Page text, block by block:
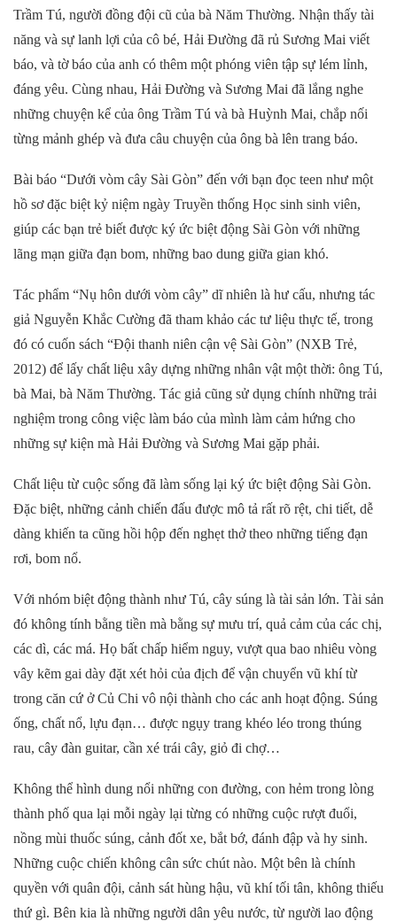
Trầm Tú, người đồng đội cũ của bà Năm Thường. Nhận thấy tài
năng và sự lanh lợi của cô bé, Hải Đường đã rủ Sương Mai viết
báo, và tờ báo của anh có thêm một phóng viên tập sự lém lỉnh,
đáng yêu. Cùng nhau, Hải Đường và Sương Mai đã lắng nghe
những chuyện kể của ông Trầm Tú và bà Huỳnh Mai, chắp nối
từng mảnh ghép và đưa câu chuyện của ông bà lên trang báo.
Bài báo “Dưới vòm cây Sài Gòn” đến với bạn đọc teen như một
hồ sơ đặc biệt kỷ niệm ngày Truyền thống Học sinh sinh viên,
giúp các bạn trẻ biết được ký ức biệt động Sài Gòn với những
lãng mạn giữa đạn bom, những bao dung giữa gian khó.
Tác phẩm “Nụ hôn dưới vòm cây” dĩ nhiên là hư cấu, nhưng tác
giả Nguyễn Khắc Cường đã tham khảo các tư liệu thực tế, trong
đó có cuốn sách “Đội thanh niên cận vệ Sài Gòn” (NXB Trẻ,
2012) để lấy chất liệu xây dựng những nhân vật một thời: ông Tú,
bà Mai, bà Năm Thường. Tác giả cũng sử dụng chính những trải
nghiệm trong công việc làm báo của mình làm cảm hứng cho
những sự kiện mà Hải Đường và Sương Mai gặp phải.
Chất liệu từ cuộc sống đã làm sống lại ký ức biệt động Sài Gòn.
Đặc biệt, những cảnh chiến đấu được mô tả rất rõ rệt, chi tiết, dễ
dàng khiến ta cũng hồi hộp đến nghẹt thở theo những tiếng đạn
rơi, bom nổ.
Với nhóm biệt động thành như Tú, cây súng là tài sản lớn. Tài sản
đó không tính bằng tiền mà bằng sự mưu trí, quả cảm của các chị,
các dì, các má. Họ bất chấp hiểm nguy, vượt qua bao nhiêu vòng
vây kẽm gai dày đặt xét hỏi của địch để vận chuyển vũ khí từ
trong căn cứ ở Củ Chi vô nội thành cho các anh hoạt động. Súng
ống, chất nổ, lựu đạn… được ngụy trang khéo léo trong thúng
rau, cây đàn guitar, cần xé trái cây, giỏ đi chợ…
Không thể hình dung nổi những con đường, con hẻm trong lòng
thành phố qua lại mỗi ngày lại từng có những cuộc rượt đuổi,
nồng mùi thuốc súng, cảnh đốt xe, bắt bớ, đánh đập và hy sinh.
Những cuộc chiến không cân sức chút nào. Một bên là chính
quyền với quân đội, cảnh sát hùng hậu, vũ khí tối tân, không thiếu
thứ gì. Bên kia là những người dân yêu nước, từ người lao động